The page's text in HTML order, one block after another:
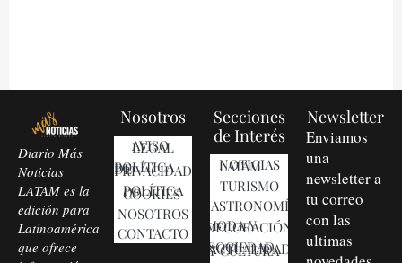
Diario Más
Noticias
LATAM es la
edición para
Latinoamérica
que ofrece
Nosotros
AVISO LEGAL
POLÍTICA DE PRIVACIDAD
POLÍTICA DE COOKIES
NOSOTROS
CONTACTO
Secciones
de Interés
NOTICIAS LATAM
TURISMO
GASTRONOMÍA
MODA Y DECORACIÓN
SOCIEDAD, ACTUALIDAD Y CULTURA
Newsletter
Enviamos
una
newsletter a
tu correo
con las
ultimas